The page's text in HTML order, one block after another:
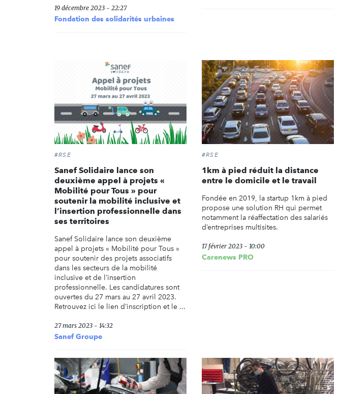
19 décembre 2023 - 22:27
Fondation des solidarités urbaines
#RSE
Sanef Solidaire lance son
deuxième appel à projets «
Mobilité pour Tous » pour
soutenir la mobilité inclusive et
l’insertion professionnelle dans
ses territoires
Sanef Solidaire lance son deuxième
appel à projets « Mobilité pour Tous »
pour soutenir des projets associatifs
dans les secteurs de la mobilité
inclusive et de l’insertion
professionnelle. Les candidatures sont
ouvertes du 27 mars au 27 avril 2023.
Retrouvez ici le lien d’inscription et le ...
27 mars 2023 - 14:32
Sanef Groupe
#RSE
1km à pied réduit la distance
entre le domicile et le travail
Fondée en 2019, la startup 1km à pied
propose une solution RH qui permet
notamment la réaffectation des salariés
d’entreprises multisites.
17 février 2023 - 10:00
Carenews PRO